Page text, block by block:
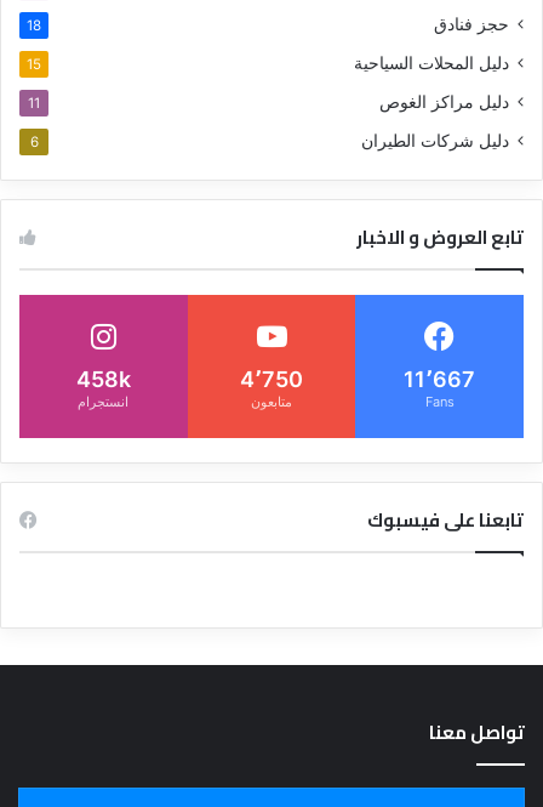
حجز فنادق 18
دليل المحلات السياحية 15
دليل مراكز الغوص 11
دليل شركات الطيران 6
تابع العروض و الاخبار
11٬667
Fans
4٬750
متابعون
458k
انستجرام
تابعنا على فيسبوك
تواصل معنا